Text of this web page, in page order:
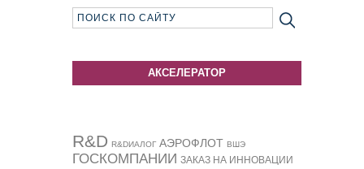
АКСЕЛЕРАТОР
R&D R&DИАЛОГ АЭРОФЛОТ ВШЭ
ГОСКОМПАНИИ ЗАКАЗ НА ИННОВАЦИИ